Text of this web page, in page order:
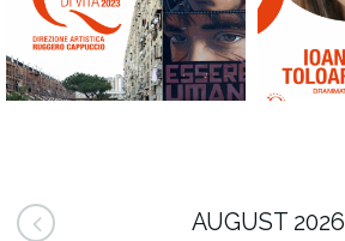
AUGUST 2026